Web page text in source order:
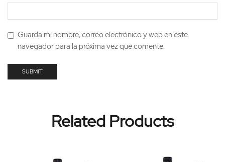
Guarda mi nombre, correo electrónico y web en este
navegador para la próxima vez que comente.
Related Products